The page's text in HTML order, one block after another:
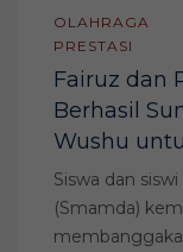
OLAHRAGA
PRESTASI
Fairuz dan
Berhasil
Wushu
Siswa dan
(Smamda)